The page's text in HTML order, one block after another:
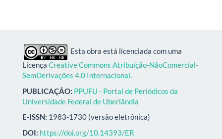
Esta obra está licenciada com uma
Licença Creative Commons Atribuição-NãoComercial-
SemDerivações 4.0 Internacional.
PUBLICAÇÃO: PPUFU - Portal de Periódicos da
Universidade Federal de Uberlândia
E-ISSN: 1983-1730 (versão eletrônica)
DOI: https://doi.org/10.14393/ER